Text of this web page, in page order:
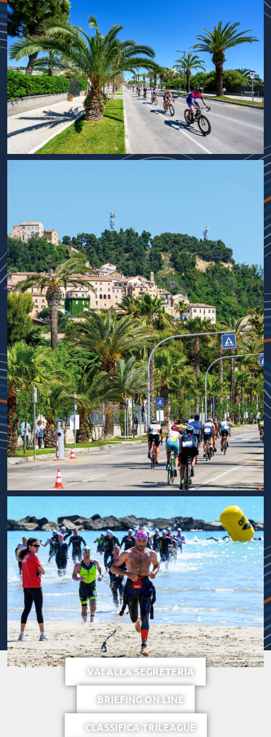
VAI ALLA SEGRETERIA
BRIEFING ON LINE
CLASSIFICA TRILEAGUE